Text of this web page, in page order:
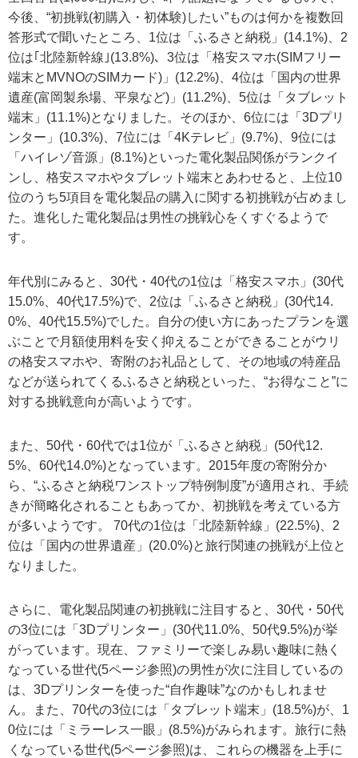
今後、“初挑戦(初購入・初体験)したい”ものは何かを複数回
答形式で聞いたところ、1位は「ふるさと納税」(14.1%)、2
位は｢北陸新幹線｣(13.8%)、3位は「格安スマホ(SIMフリー
端末とMVNOのSIMカード)」(12.2%)、4位は「国内の世界
遺産(富岡製糸場、平泉など)」(11.2%)、5位は「タブレット
端末」(11.1%)となりました。そのほか、6位には「3Dプリ
ンター」(10.3%)、7位には「4Kテレビ」(9.7%)、9位には
「ハイレゾ音源」(8.1%)といった電化製品関係がランクイ
ンし、格安スマホやタブレット端末とあわせると、上位10
位のうち5項目を電化製品の購入に関する初挑戦が占めまし
た。進化した電化製品は男性の挑戦心をくすぐるようで
す。
年代別にみると、30代・40代の1位は「格安スマホ」(30代
15.0%、40代17.5%)で、2位は「ふるさと納税」(30代14.
0%、40代15.5%)でした。自分の使い方にあったプランを選
ぶことで月額使用料を安く抑えることができることがウリ
の格安スマホや、寄附のお礼品として、その地域の特産品
などが送られてくるふるさと納税といった、“お得なこと”に
対する挑戦意向が高いようです。
また、50代・60代では1位が「ふるさと納税」(50代12.
5%、60代14.0%)となっています。2015年度の寄附分か
ら、“ふるさと納税ワンストップ特例制度”が適用され、手続
きが簡略化されることもあってか、初挑戦を考えている方
が多いようです。 70代の1位は「北陸新幹線」(22.5%)、2
位は「国内の世界遺産」(20.0%)と旅行関連の挑戦が上位と
なりました。
さらに、電化製品関連の初挑戦に注目すると、30代・50代
の3位には「3Dプリンター」(30代11.0%、50代9.5%)が挙
がっています。現在、ファミリーで楽しみ易い趣味に熱く
なっている世代(5ページ参照)の男性が次に注目しているの
は、3Dプリンターを使った“自作趣味”なのかもしれませ
ん。また、70代の3位には「タブレット端末」(18.5%)が、1
0位には「ミラーレス一眼」(8.5%)がみられます。旅行に熱
くなっている世代(5ページ参照)は、これらの機器を上手に